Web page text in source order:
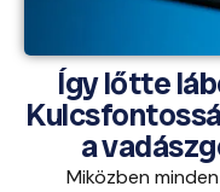
Így lőtte
a
Miközben